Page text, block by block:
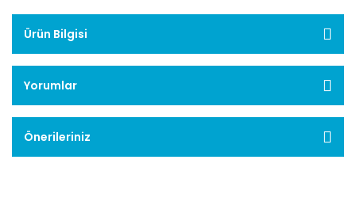
Ürün Bilgisi
Yorumlar
Önerileriniz